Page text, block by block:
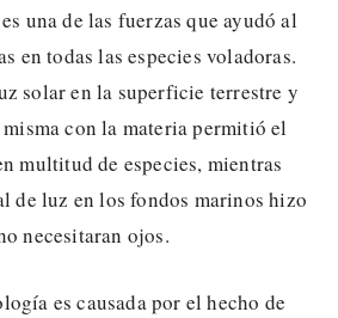
una de las fuerzas que ayudó al
en todas las especies voladoras.
solar en la superficie terrestre y
con la materia permitió el
multitud de especies, mientras
de luz en los fondos marinos hizo
necesitaran ojos.
es causada por el hecho de